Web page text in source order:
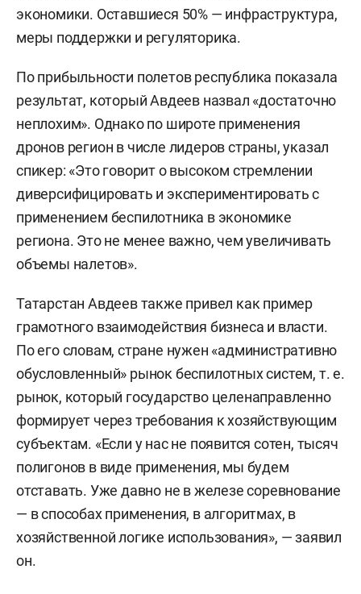
экономики. Оставшиеся 50% — инфраструктура,
меры поддержки и регуляторика.
По прибыльности полетов республика показала
результат, который Авдеев назвал «достаточно
неплохим». Однако по широте применения
дронов регион в числе лидеров страны, указал
спикер: «Это говорит о высоком стремлении
диверсифицировать и экспериментировать с
применением беспилотника в экономике
региона. Это не менее важно, чем увеличивать
объемы налетов».
Татарстан Авдеев также привел как пример
грамотного взаимодействия бизнеса и власти.
По его словам, стране нужен «административно
обусловленный» рынок беспилотных систем, т. е.
рынок, который государство целенаправленно
формирует через требования к хозяйствующим
субъектам. «Если у нас не появится сотен, тысяч
полигонов в виде применения, мы будем
отставать. Уже давно не в железе соревнование
— в способах применения, в алгоритмах, в
хозяйственной логике использования», — заявил
он.